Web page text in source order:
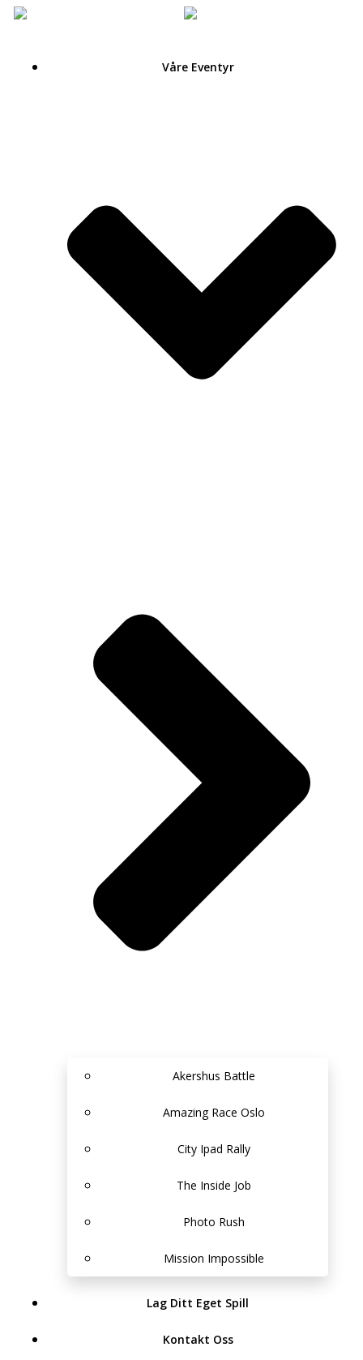
Hoppa
Våre Eventyr
Akershus Battle
Amazing Race Oslo
City Ipad Rally
The Inside Job
Photo Rush
Mission Impossible
Lag Ditt Eget Spill
Kontakt Oss